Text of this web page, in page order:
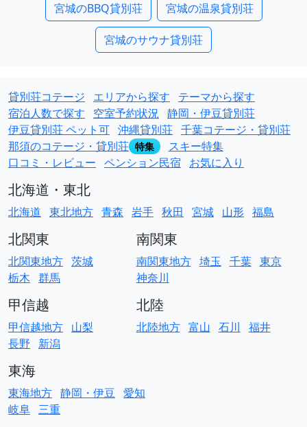
宮城のBBQ貸別荘 宮城の温泉貸別荘
宮城のサウナ貸別荘
貸別荘コテージ エリアから探す
テーマから探す
宿泊人数で探す
空室予約状況 静岡・伊豆貸別荘
伊豆貸別荘 ペット可 沖縄貸別荘 千葉コテージ・貸別荘
那須のコテージ・貸別荘 特集
スキー特集
口コミ・レビュー ペンション民宿 お気に入り
北海道・東北
北海道 東北地方 青森 岩手 秋田 宮城 山形 福島
北関東
北関東地方 茨城
栃木 群馬
南関東
南関東地方 埼玉 千葉 東京
神奈川
甲信越
甲信越地方 山梨
長野
新潟
北陸
北陸地方 富山 石川 福井
東海
東海地方 静岡・伊豆 愛知
岐阜 三重